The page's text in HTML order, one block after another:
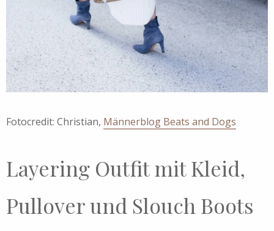
Fotocredit: Christian, Männerblog Beats and Dogs
Layering Outfit mit Kleid,
Pullover und Slouch Boots